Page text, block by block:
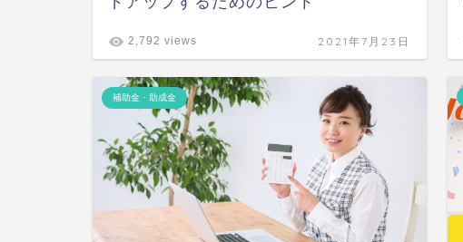
2,792 views 2021年7月23日
補助金・助成金